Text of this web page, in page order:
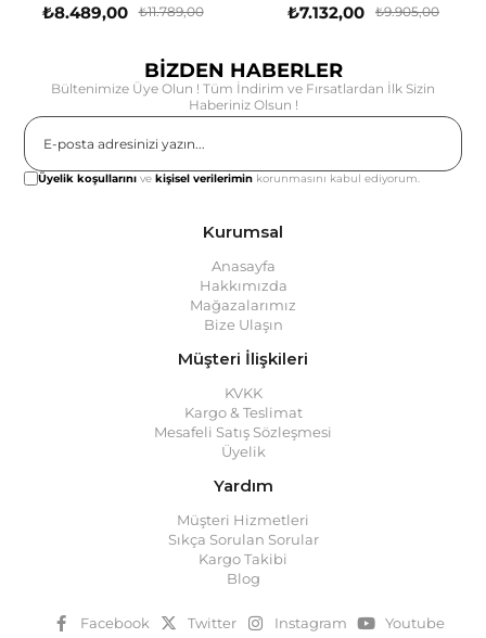
₺8.489,00 ₺11.789,00 ₺7.132,00 ₺9.905,00
BİZDEN HABERLER
Bültenimize Üye Olun ! Tüm İndirim ve Fırsatlardan İlk Sizin
Haberiniz Olsun !
Üyelik koşullarını vekişisel verilerimin korunmasını kabul ediyorum.
Kurumsal
Anasayfa
Hakkımızda
Mağazalarımız
Bize Ulaşın
Müşteri İlişkileri
KVKK
Kargo & Teslimat
Mesafeli Satış Sözleşmesi
Üyelik
Yardım
Müşteri Hizmetleri
Sıkça Sorulan Sorular
Kargo Takibi
Blog
Facebook Twitter Instagram Youtube